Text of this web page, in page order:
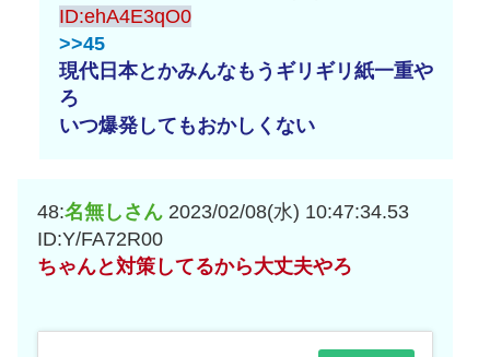
ID:ehA4E3qO0
>>45
現代日本とかみんなもうギリギリ紙一重や
ろ
いつ爆発してもおかしくない
48:名無しさん 2023/02/08(水) 10:47:34.53
ID:Y/FA72R00
ちゃんと対策してるから大丈夫やろ